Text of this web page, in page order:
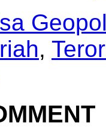
,